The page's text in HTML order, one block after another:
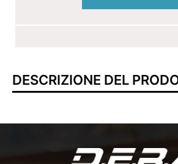
DESCRIZIONE DEL